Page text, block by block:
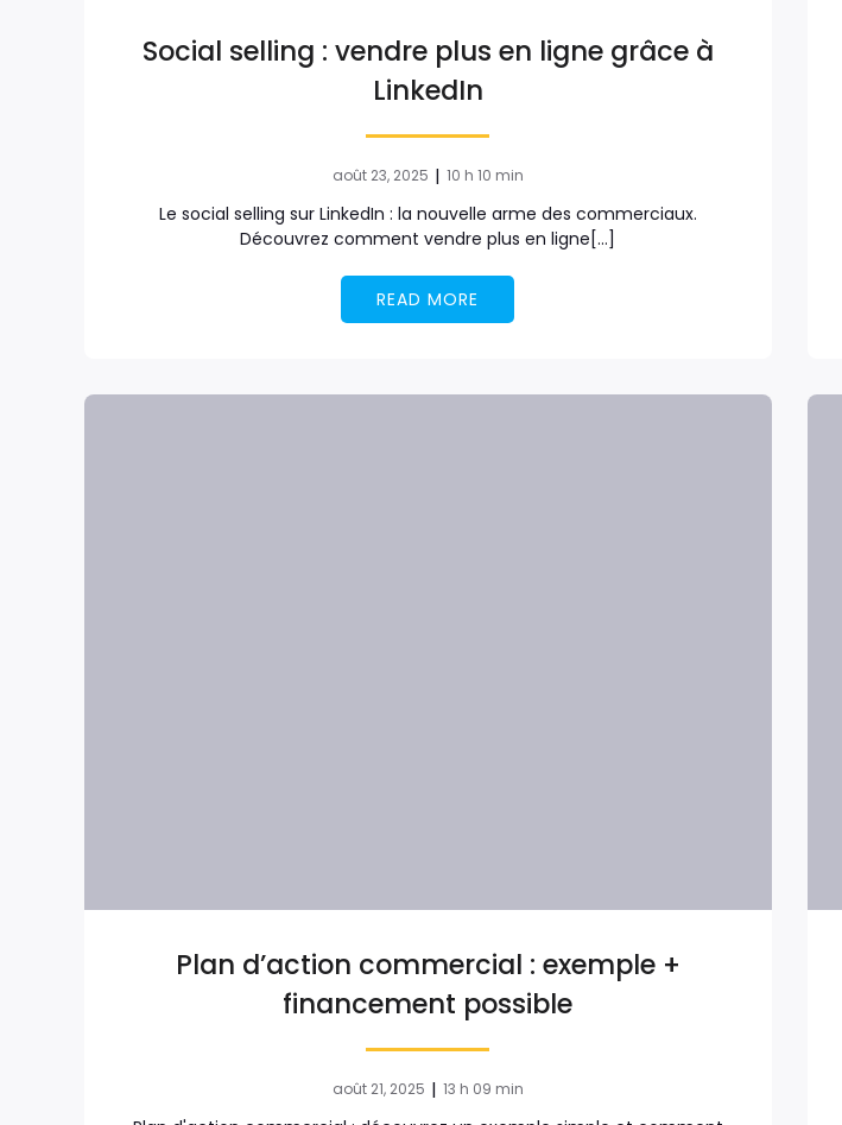
Social selling : vendre plus en ligne grâce à
LinkedIn
août 23, 2025 | 10 h 10 min
Le social selling sur LinkedIn : la nouvelle arme des commerciaux.
Découvrez comment vendre plus en ligne[…]
READ MORE
Plan d’action commercial : exemple +
financement possible
août 21, 2025 | 13 h 09 min